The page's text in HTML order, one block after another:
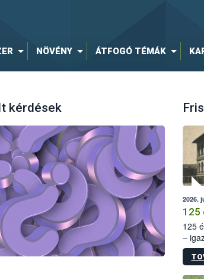
NÖVÉNY ÁTFOGÓ TÉMÁK
kérdések
2026.
125
125
–
15.